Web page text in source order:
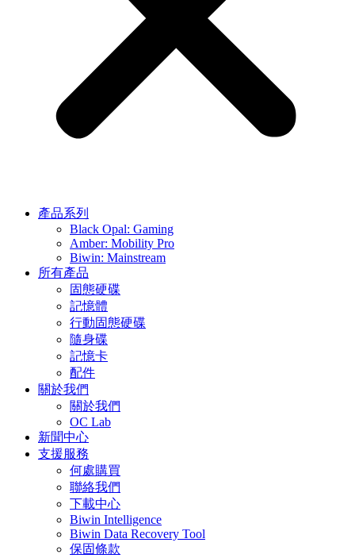
產品系列
Black Opal: Gaming
Amber: Mobility Pro
Biwin: Mainstream
所有產品
固態硬碟
記憶體
行動固態硬碟
隨身碟
記憶卡
配件
關於我們
關於我們
OC Lab
新聞中心
支援服務
何處購買
聯絡我們
下載中心
Biwin Intelligence
Biwin Data Recovery Tool
保固條款